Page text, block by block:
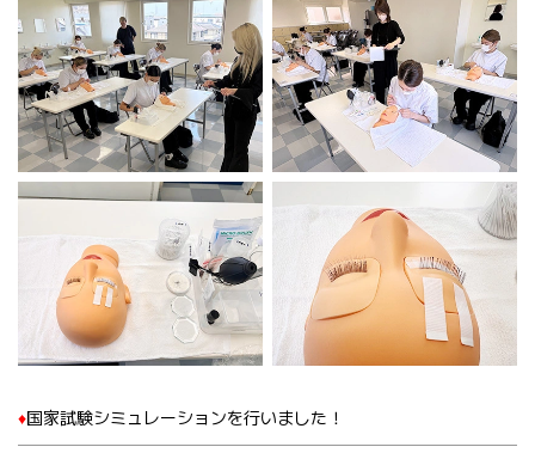
♦️国家試験シミュレーションを行いました！